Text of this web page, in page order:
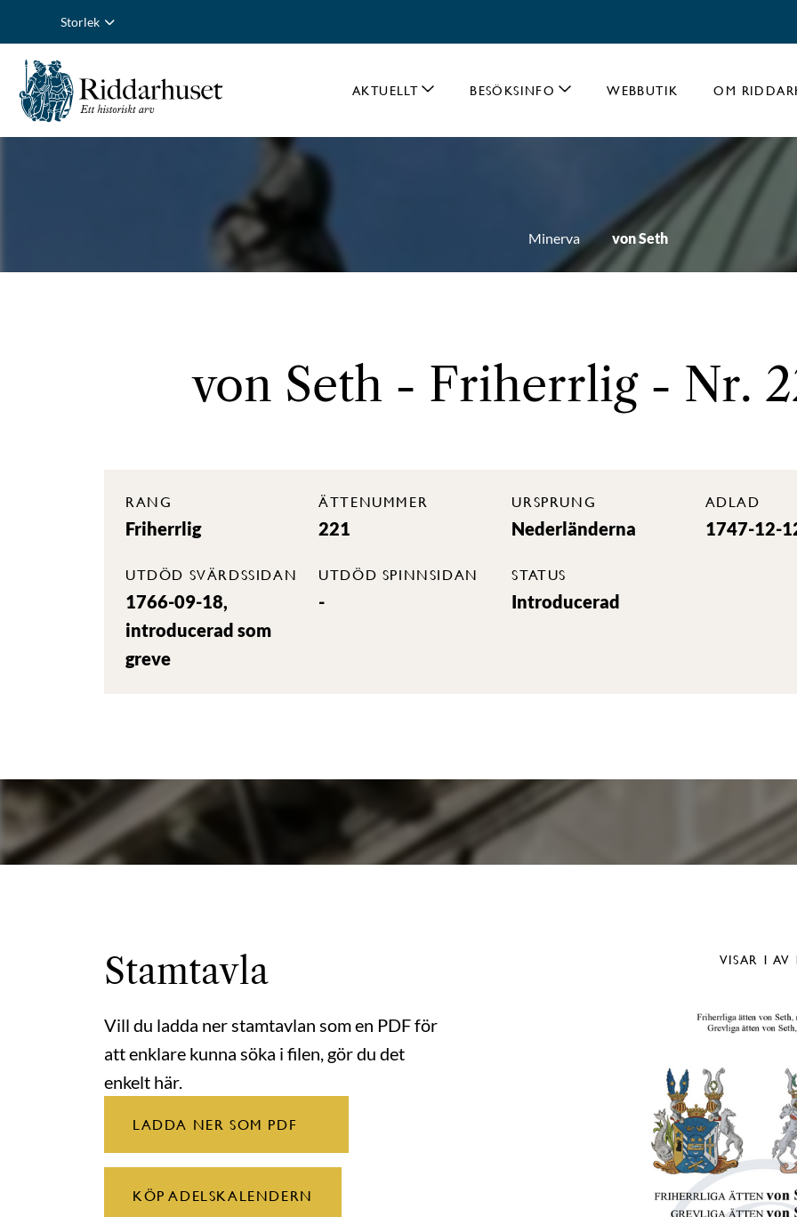
Storlek
AKTUELLT BESÖKSINFO WEBBUTIK OM
Minerva von Seth
von Seth - Friherrlig - Nr.
RANG
Friherrlig
ÄTTENUMMER
221
URSPRUNG
Nederländerna
ADLAD
1747-12-
UTDÖD SVÄRDSSIDAN
1766-09-18,
introducerad som
greve
UTDÖD SPINNSIDAN
-
STATUS
Introducerad
Stamtavla
Vill du ladda ner stamtavlan som en PDF för
att enklare kunna söka i filen, gör du det
enkelt här.
LADDA NER SOM PDF
KÖP ADELSKALENDERN
VISAR 1 AV